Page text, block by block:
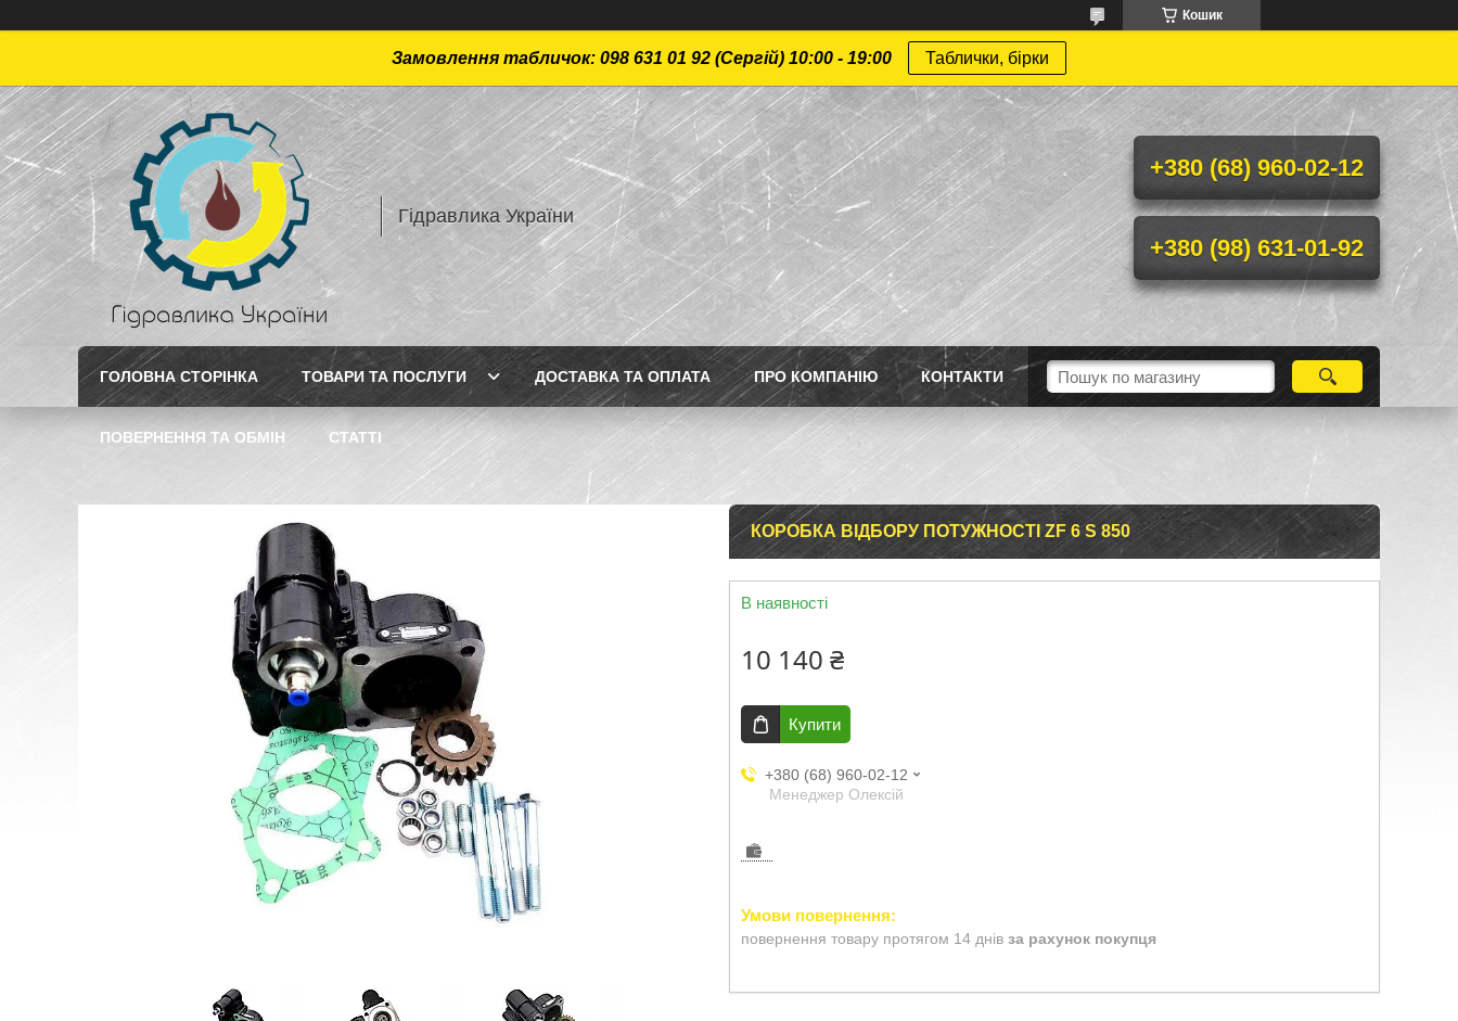
Кошик
Замовлення табличок: 098 631 01 92 (Сергій) 10:00 - 19:00 Таблички, бірки
Гідравлика України
+380 (68) 960-02-12
+380 (98) 631-01-92
ГОЛОВНА СТОРІНКА ТОВАРИ ТА ПОСЛУГИ ДОСТАВКА ТА ОПЛАТА ПРО КОМПАНІЮ КОНТАКТИ
ПОВЕРНЕННЯ ТА ОБМІН СТАТТI
КОРОБКА ВІДБОРУ ПОТУЖНОСТІ ZF 6 S 850
В наявності
10 140 ₴
Купити
+380 (68) 960-02-12
Менеджер Олексій
повернення товару протягом 14 днів за рахунок покупця